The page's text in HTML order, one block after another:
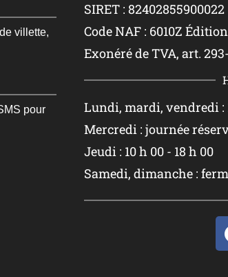
villette,
pour
SIRET : 82402855900022
Code NAF : 6010Z
Exonéré de TVA, art.
Lundi, mardi, vendredi :
Mercredi : journée
Jeudi : 10 h 00 - 18 h 00
Samedi, dimanche :